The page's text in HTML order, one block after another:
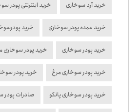
خرید آرد سوخاری خرید اینترنتی پودر
خرید عمده پودر سوخاری خرید
خرید پودر سوخاری خرید پودر سوخاری
خرید پودر سوخاری مرغ خرید پودر
خرید پودر سوخاری پانکو صادرات پودر